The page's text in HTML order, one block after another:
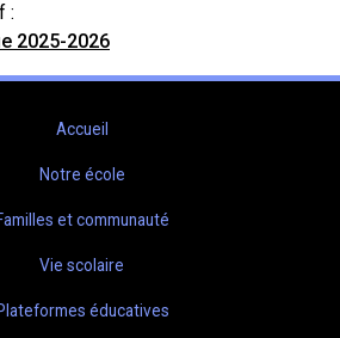
:
2025-2026
Accueil
Notre école
et communauté
Vie scolaire
éducatives